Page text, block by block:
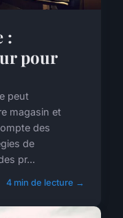
:
pour
peut
magasin et
des
de
pr...
4 min de lecture →